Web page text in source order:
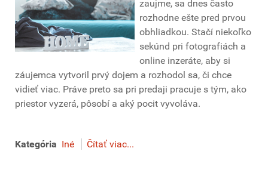
zaujme, sa dnes často
rozhodne ešte pred prvou
obhliadkou. Stačí niekoľko
sekúnd pri fotografiách a
online inzeráte, aby si
záujemca vytvoril prvý dojem a rozhodol sa, či chce
vidieť viac. Práve preto sa pri predaji pracuje s tým, ako
priestor vyzerá, pôsobí a aký pocit vyvoláva.
Kategória Iné Čítať viac...